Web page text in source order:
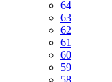
64
63
62
61
60
59
58